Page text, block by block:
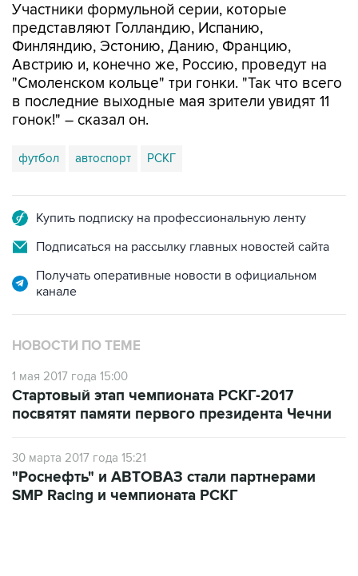
Участники формульной серии, которые
представляют Голландию, Испанию,
Финляндию, Эстонию, Данию, Францию,
Австрию и, конечно же, Россию, проведут на
"Смоленском кольце" три гонки. "Так что всего
в последние выходные мая зрители увидят 11
гонок!" – сказал он.
футбол автоспорт РСКГ
Купить подписку на профессиональную ленту
Подписаться на рассылку главных новостей сайта
Получать оперативные новости в официальном
канале
НОВОСТИ ПО ТЕМЕ
1 мая 2017 года 15:00
Стартовый этап чемпионата РСКГ-2017
посвятят памяти первого президента Чечни
30 марта 2017 года 15:21
"Роснефть" и АВТОВАЗ стали партнерами
SMP Racing и чемпионата РСКГ